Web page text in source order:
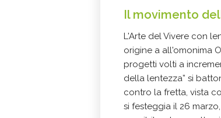
Il movimento
L'Arte del Vivere con
origine a all'omonima
progetti volti a
della lentezza” si
contro la fretta, vista
si festeggia il 26